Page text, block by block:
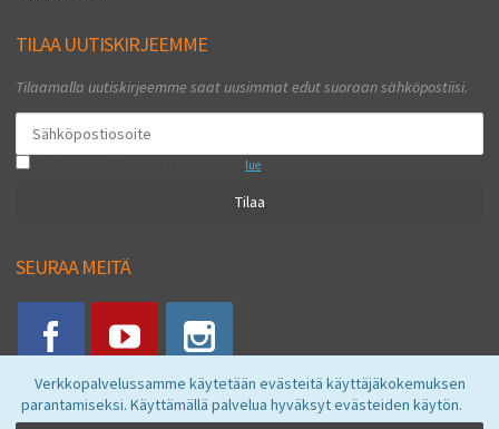
Verkkopalvelussamme käytetään evästeitä käyttäjäkokemuksen
parantamiseksi. Käyttämällä palvelua hyväksyt evästeiden käytön.
TILAA UUTISKIRJEEMME
Tilaamalla uutiskirjeemme saat uusimmat edut suoraan sähköpostiisi.
lue
Tilaa
SEURAA MEITÄ
Vkstore © 2026